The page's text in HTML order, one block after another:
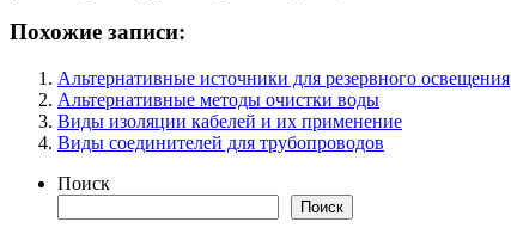
Похожие записи:
Альтернативные источники для резервного освещения
Альтернативные методы очистки воды
Виды изоляции кабелей и их применение
Виды соединителей для трубопроводов
Поиск
Поиск